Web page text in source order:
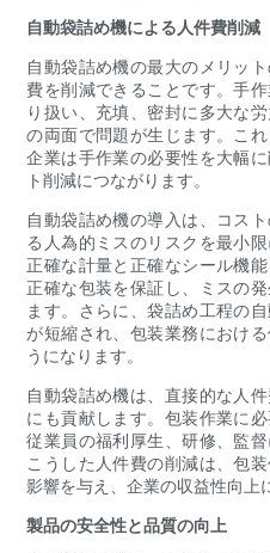
自動袋詰め機による人件費削減
自動袋詰め機の最大のメリッ
費を削減できることです。手
り扱い、充填、密封に多大な
の両面で問題が生じます。こ
企業は手作業の必要性を大幅
ト削減につながります。
自動袋詰め機の導入は、コス
る人為的ミスのリスクを最小
正確な計量と正確なシール機
正確な包装を保証し、ミスの
ます。さらに、袋詰め工程の
が短縮され、包装業務におけ
うになります。
自動袋詰め機は、直接的な人
にも貢献します。包装作業に
従業員の福利厚生、研修、監
こうした人件費の削減は、包
影響を与え、企業の収益性向上
製品の安全性と品質の向上